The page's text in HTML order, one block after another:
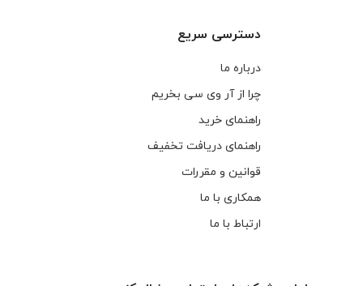
دسترسی سریع
درباره ما
چرا از آر وی سی بخریم
راهنمای خرید
راهنمای دریافت تخفیف
قوانین و مقررات
همکاری با ما
ارتباط با ما